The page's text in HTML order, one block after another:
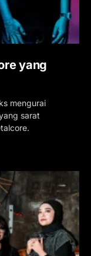
yang
mengurai
sarat